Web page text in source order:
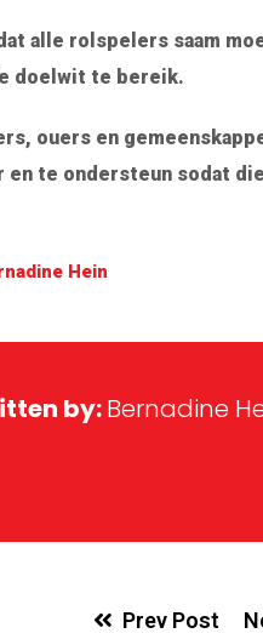
alle rolspelers saam
doelwit te bereik.
ouers en
te ondersteun sodat
Hein
by:Bernadine
Prev Post